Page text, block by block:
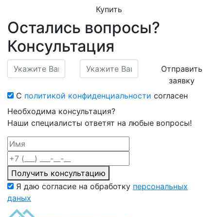
Купить
Остались вопросы?
Консультация
Отправить
заявку
С политикой конфиденциальности согласен
Необходима консультация?
Наши специалисты ответят на любые вопросы!
Получить консультацию
Я даю согласие на обработку персональных
даных